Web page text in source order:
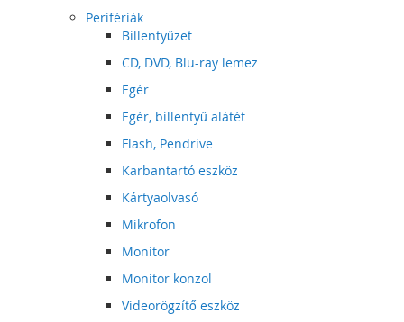
Perifériák
Billentyűzet
CD, DVD, Blu-ray lemez
Egér
Egér, billentyű alátét
Flash, Pendrive
Karbantartó eszköz
Kártyaolvasó
Mikrofon
Monitor
Monitor konzol
Videorögzítő eszköz